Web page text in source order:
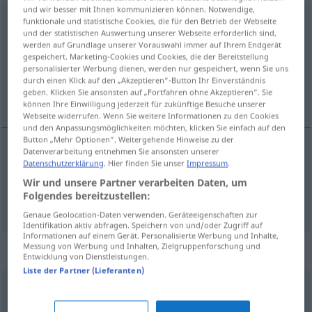
abwickeln
Übersicht aller Übersetzungen
(Für mehr Details die Übersetzung anklicken/antippen)
odvíjať, realizovať, uskutočniť
odvíjať abwickeln
realizovať,uskutočniť abwickeln
Synonyme für "abwickeln"
bewerkstelligen,leisten,umsetzen,durchführen
und wir besser mit Ihnen kommunizieren können. Notwendige,
funktionale und statistische Cookies, die für den Betrieb der Webseite
und der statistischen Auswertung unserer Webseite erforderlich sind,
werden auf Grundlage unserer Vorauswahl immer auf Ihrem Endgerät
gespeichert. Marketing-Cookies und Cookies, die der Bereitstellung
personalisierter Werbung dienen, werden nur gespeichert, wenn Sie uns
durch einen Klick auf den „Akzeptieren“-Button Ihr Einverständnis
geben. Klicken Sie ansonsten auf „Fortfahren ohne Akzeptieren“. Sie
können Ihre Einwilligung jederzeit für zukünftige Besuche unserer
Webseite widerrufen. Wenn Sie weitere Informationen zu den Cookies
und den Anpassungsmöglichkeiten möchten, klicken Sie einfach auf den
Button „Mehr Optionen“. Weitergehende Hinweise zu der
Datenverarbeitung entnehmen Sie ansonsten unserer
Datenschutzerklärung. Hier finden Sie unserImpressum.
Wir und unsere Partner verarbeiten Daten, um
Folgendes bereitzustellen:
Genaue Geolocation-Daten verwenden. Geräteeigenschaften zur
Identifikation aktiv abfragen. Speichern von und/oder Zugriff auf
Informationen auf einem Gerät. Personalisierte Werbung und Inhalte,
Messung von Werbung und Inhalten, Zielgruppenforschung und
Entwicklung von Dienstleistungen.
Liste der Partner (Lieferanten)